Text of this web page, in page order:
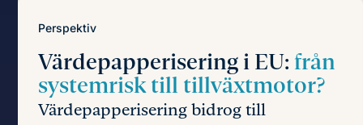
Perspektiv
Värdepapperisering i EU: från
systemrisk till tillväxtmotor?
Värdepapperisering bidrog till